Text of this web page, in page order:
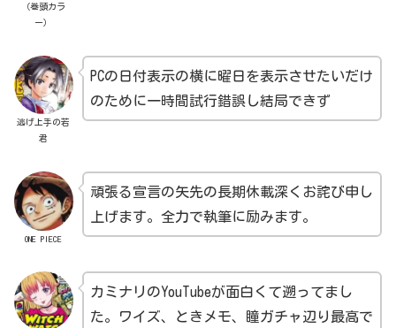
（巻頭カラ
ー）
逃げ上手の若
君
PCの日付表示の横に曜日を表示させたいだけ
のために一時間試行錯誤し結局できず
ONE PIECE
頑張る宣言の矢先の長期休載深くお詫び申し
上げます。全力で執筆に励みます。
カミナリのYouTubeが面白くて遡ってまし
た。ワイズ、ときメモ、瞳ガチャ辺り最高で